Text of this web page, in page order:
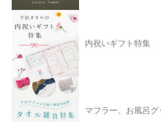
内祝いギフト特集
マフラー、お風呂グ